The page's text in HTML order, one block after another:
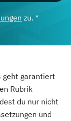
zu. *
geht garantiert
Rubrik
du nur nicht
und